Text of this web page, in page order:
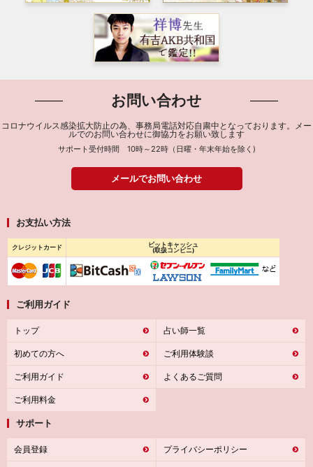
お問い合わせ
コロナウイルス感染拡大防止の為、事務局電話対応自粛中となっております。メー
ルでのお問い合わせに御協力をお願い致します
サポート受付時間 10時～22時（日曜・年末年始を除く)
メールでお問い合わせ
お支払い方法
クレジットカード
ビットキャッシュ
(取扱コンビニ)
ご利用ガイド
トップ
初めての方へ
ご利用ガイド
ご利用料金
占い師一覧
ご利用体験談
よくあるご質問
サポート
会員登録 プライバシーポリシー